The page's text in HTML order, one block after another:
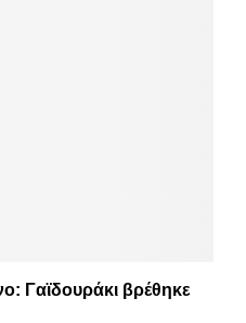
Γαϊδουράκι βρέθηκε